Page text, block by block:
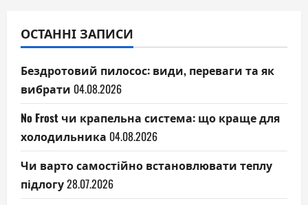
ОСТАННІ ЗАПИСИ
Бездротовий пилосос: види, переваги та як
вибрати 04.08.2026
No Frost чи крапельна система: що краще для
холодильника 04.08.2026
Чи варто самостійно встановлювати теплу
підлогу28.07.2026